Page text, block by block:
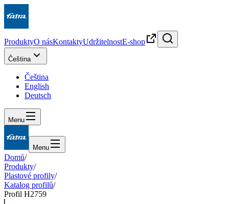
ProduktyO násKontaktyUdržitelnostE-shop
Čeština
Čeština
English
Deutsch
Menu
Menu
Domů/
Produkty/
Plastové profily/
Katalog profilů/
Profil H2759